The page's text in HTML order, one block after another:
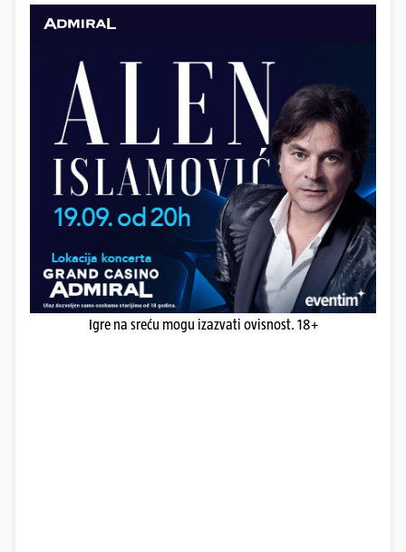
Igre na sreću mogu izazvati ovisnost. 18+